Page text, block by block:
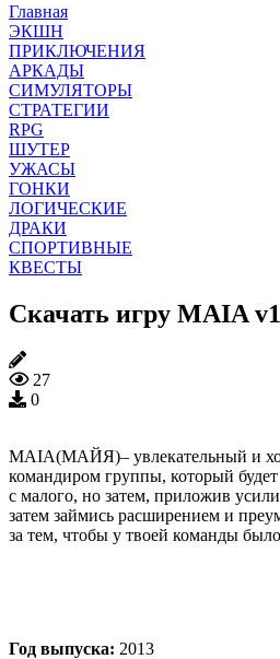
Главная
ЭКШН
ПРИКЛЮЧЕНИЯ
АРКАДЫ
СИМУЛЯТОРЫ
СТРАТЕГИИ
RPG
ШУТЕР
УЖАСЫ
ГОНКИ
ЛОГИЧЕСКИЕ
ДРАКИ
СПОРТИВНЫЕ
КВЕСТЫ
Скачать игру MAIA
27
0
MAIA(МАЙЯ)– увлекательный и
командиром группы, который
с малого, но затем, приложив
затем займись расширением и
за тем, чтобы у твоей команды
Год выпуска: 2013